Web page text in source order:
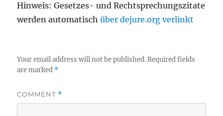
Hinweis: Gesetzes- und Rechtsprechungszitate
werden automatischüber dejure.org verlinkt
Your email address will not be published. Required fields
are marked *
COMMENT *